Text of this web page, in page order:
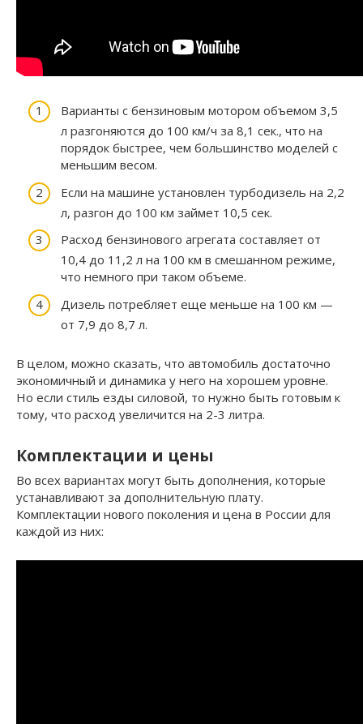
Варианты с бензиновым мотором объемом 3,5
л разгоняются до 100 км/ч за 8,1 сек., что на
порядок быстрее, чем большинство моделей с
меньшим весом.
Если на машине установлен турбодизель на 2,2
л, разгон до 100 км займет 10,5 сек.
Расход бензинового агрегата составляет от
10,4 до 11,2 л на 100 км в смешанном режиме,
что немного при таком объеме.
Дизель потребляет еще меньше на 100 км —
от 7,9 до 8,7 л.
В целом, можно сказать, что автомобиль достаточно
экономичный и динамика у него на хорошем уровне.
Но если стиль езды силовой, то нужно быть готовым к
тому, что расход увеличится на 2-3 литра.
Комплектации и цены
Во всех вариантах могут быть дополнения, которые
устанавливают за дополнительную плату.
Комплектации нового поколения и цена в России для
каждой из них: